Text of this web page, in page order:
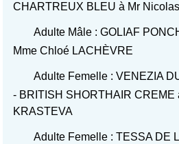
CHARTREUX BLEU à Mr
Adulte Mâle : GOLIAF
Mme Chloé LACHÈVRE
Adulte Femelle : VENEZIA
- BRITISH SHORTHAIR CREME
KRASTEVA
Adulte Femelle : TESSA DE